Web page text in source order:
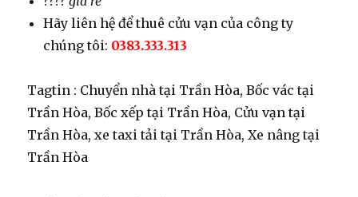
Hãy liên hệ để thuê cửu vạn của công ty
chúng tôi: 0383.333.313
Tagtin : Chuyển nhà tại Trần Hòa, Bốc vác tại
Trần Hòa, Bốc xếp tại Trần Hòa, Cửu vạn tại
Trần Hòa, xe taxi tải tại Trần Hòa, Xe nâng tại
Trần Hòa